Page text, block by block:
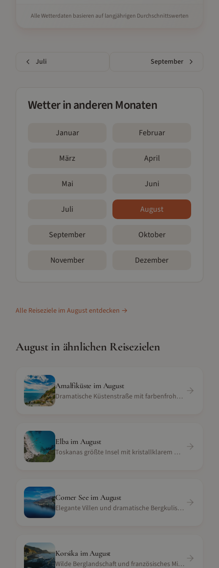
Alle Wetterdaten basieren auf langjährigen Durchschnittswerten
Juli September
Wetter in anderen Monaten
Januar Februar
März April
Mai Juni
Juli August
September Oktober
November Dezember
Alle Reiseziele im Augustentdecken →
Augustin ähnlichen Reisezielen
Amalfiküste im August
Dramatische Küstenstraße mit farbenfrohen Dörfern und blauem Meer
Elba im August
Toskanas größte Insel mit kristallklarem Wasser
Comer See im August
Elegante Villen und dramatische Bergkulisse am Alpensee
Korsika imAugust
Wilde Berglandschaft und französisches Mittelmeer